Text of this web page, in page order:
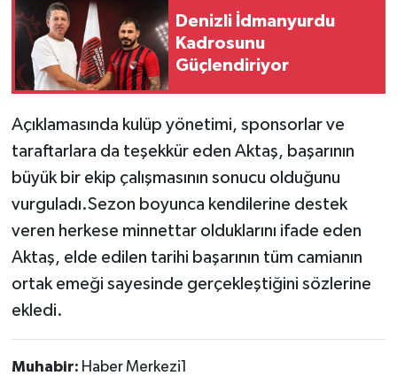
Denizli İdmanyurdu
Kadrosunu
Güçlendiriyor
Açıklamasında kulüp yönetimi, sponsorlar ve
taraftarlara da teşekkür eden Aktaş, başarının
büyük bir ekip çalışmasının sonucu olduğunu
vurguladı.Sezon boyunca kendilerine destek
veren herkese minnettar olduklarını ifade eden
Aktaş, elde edilen tarihi başarının tüm camianın
ortak emeği sayesinde gerçekleştiğini sözlerine
ekledi.
Muhabir: Haber Merkezi1